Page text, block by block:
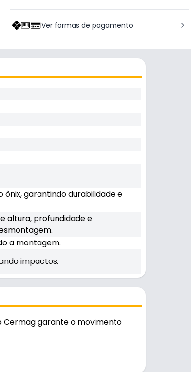
Ver formas de pagamento
garantindo durabilidade e
altura, profundidade e
a montagem.
impactos.
Cermag garante o movimento